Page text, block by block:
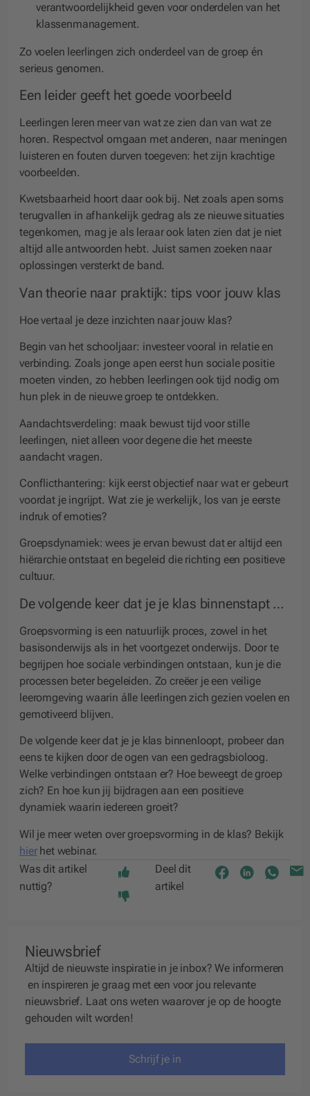
verantwoordelijkheid geven voor onderdelen van het
klassenmanagement.
Zo voelen leerlingen zich onderdeel van de groep én
serieus genomen.
Een leider geeft het goede voorbeeld
Leerlingen leren meer van wat ze zien dan van wat ze
horen. Respectvol omgaan met anderen, naar meningen
luisteren en fouten durven toegeven: het zijn krachtige
voorbeelden.
Kwetsbaarheid hoort daar ook bij. Net zoals apen soms
terugvallen in afhankelijk gedrag als ze nieuwe situaties
tegenkomen, mag je als leraar ook laten zien dat je niet
altijd alle antwoorden hebt. Juist samen zoeken naar
oplossingen versterkt de band.
Van theorie naar praktijk: tips voor jouw klas
Hoe vertaal je deze inzichten naar jouw klas?
Begin van het schooljaar: investeer vooral in relatie en
verbinding. Zoals jonge apen eerst hun sociale positie
moeten vinden, zo hebben leerlingen ook tijd nodig om
hun plek in de nieuwe groep te ontdekken.
Aandachtsverdeling: maak bewust tijd voor stille
leerlingen, niet alleen voor degene die het meeste
aandacht vragen.
Conflicthantering: kijk eerst objectief naar wat er gebeurt
voordat je ingrijpt. Wat zie je werkelijk, los van je eerste
indruk of emoties?
Groepsdynamiek: wees je ervan bewust dat er altijd een
hiërarchie ontstaat en begeleid die richting een positieve
cultuur.
De volgende keer dat je je klas binnenstapt …
Groepsvorming is een natuurlijk proces, zowel in het
basisonderwijs als in het voortgezet onderwijs. Door te
begrijpen hoe sociale verbindingen ontstaan, kun je die
processen beter begeleiden. Zo creëer je een veilige
leeromgeving waarin álle leerlingen zich gezien voelen en
gemotiveerd blijven.
De volgende keer dat je je klas binnenloopt, probeer dan
eens te kijken door de ogen van een gedragsbioloog.
Welke verbindingen ontstaan er? Hoe beweegt de groep
zich? En hoe kun jij bijdragen aan een positieve
dynamiek waarin iedereen groeit?
Wil je meer weten over groepsvorming in de klas? Bekijk
hierhet webinar.
Was dit artikel
nuttig?
Deel dit
artikel
Nieuwsbrief
Altijd de nieuwste inspiratie in je inbox? We informeren
en inspireren je graag met een voor jou relevante
nieuwsbrief. Laat ons weten waarover je op de hoogte
gehouden wilt worden!
Schrijf je in